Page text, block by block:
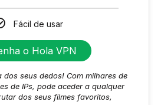
Fácil de usar
o Hola VPN
dos seus dedos! Com milhares de
de IPs, pode aceder a qualquer
dos seus filmes favoritos,